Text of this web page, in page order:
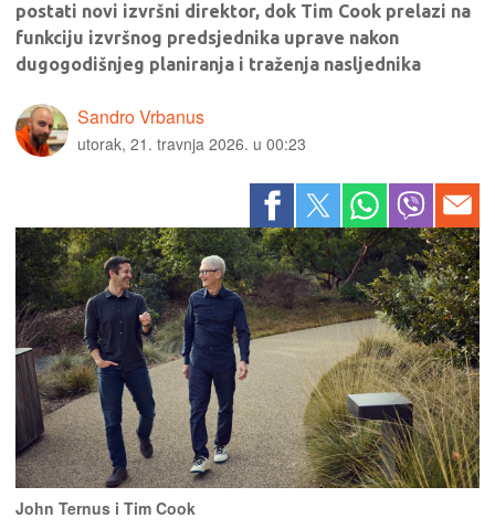
postati novi izvršni direktor, dok Tim Cook prelazi na
funkciju izvršnog predsjednika uprave nakon
dugogodišnjeg planiranja i traženja nasljednika
Sandro Vrbanus
utorak, 21. travnja 2026. u 00:23
John Ternus i Tim Cook